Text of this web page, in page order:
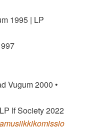
1995 | LP
Vugum 2000 •
If Society 2022